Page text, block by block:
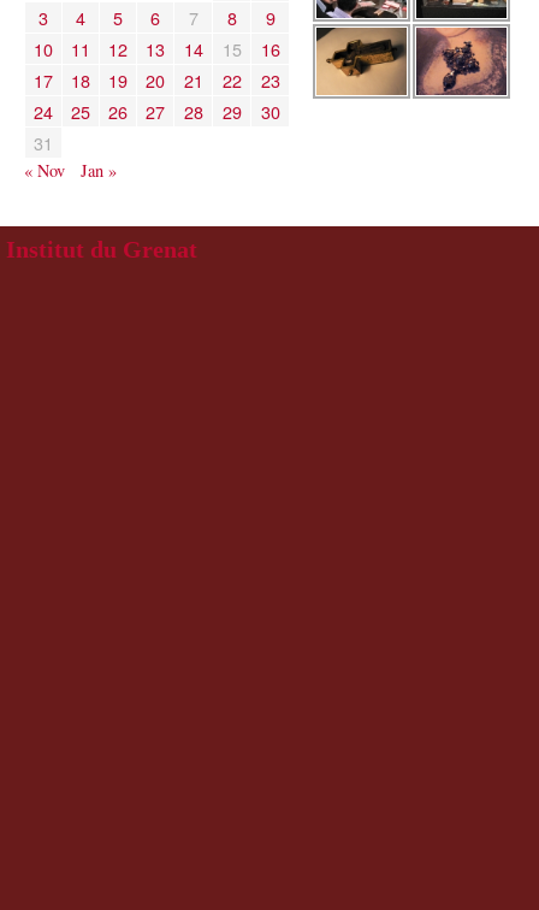
3
4 5 6 7 8
9
10
11 12 13 14 15
16
17
18 19 20 21 22
23
24
25 26 27 28 29
30
31
« Nov Jan »
Institut du Grenat